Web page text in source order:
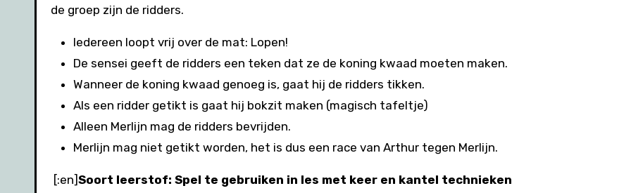
de groep zijn de ridders.
Iedereen loopt vrij over de mat: Lopen!
De sensei geeft de ridders een teken dat ze de koning kwaad moeten maken.
Wanneer de koning kwaad genoeg is, gaat hij de ridders tikken.
Als een ridder getikt is gaat hij bokzit maken (magisch tafeltje)
Alleen Merlijn mag de ridders bevrijden.
Merlijn mag niet getikt worden, het is dus een race van Arthur tegen Merlijn.
[:en]Soort leerstof: Spel te gebruiken in les met keer en kantel technieken